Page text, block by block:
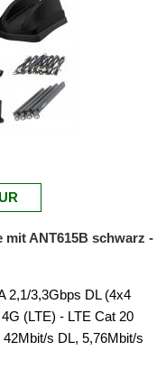
mit ANT615B schwarz -
2,1/3,3Gbps DL (4x4
(LTE) - LTE Cat 20
s DL, 5,76Mbit/s